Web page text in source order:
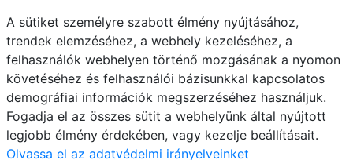
E-mail Telefonkönyv NEPTUN E-learning
A sütiket személyre szabott élmény nyújtásához,
trendek elemzéséhez, a webhely kezeléséhez, a
felhasználók webhelyen történő mozgásának a nyomon
követéséhez és felhasználói bázisunkkal kapcsolatos
demográfiai információk megszerzéséhez használjuk.
Fogadja el az összes sütit a webhelyünk által nyújtott
legjobb élmény érdekében, vagy kezelje beállításait.
Olvassa el az adatvédelmi irányelveinket